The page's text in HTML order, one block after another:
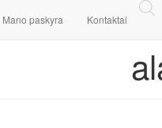
Mano paskyra Kontaktai